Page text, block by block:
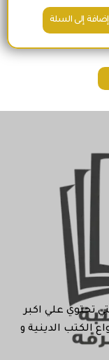
إضافة إلى السلة
تحتوي علي اكبر
الكتب الدينية و